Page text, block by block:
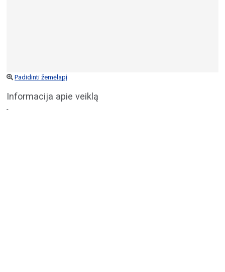
Padidinti žemėlapį
Informacija apie veiklą
-